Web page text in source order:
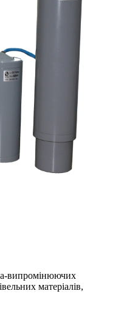
випромінюючих
матеріалів,